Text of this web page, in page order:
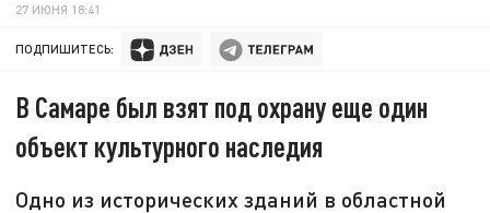
27 ИЮНЯ 18:41
ПОДПИШИТЕСЬ:
В Самаре был взят под охрану еще один
объект культурного наследия
Одно из исторических зданий в областной